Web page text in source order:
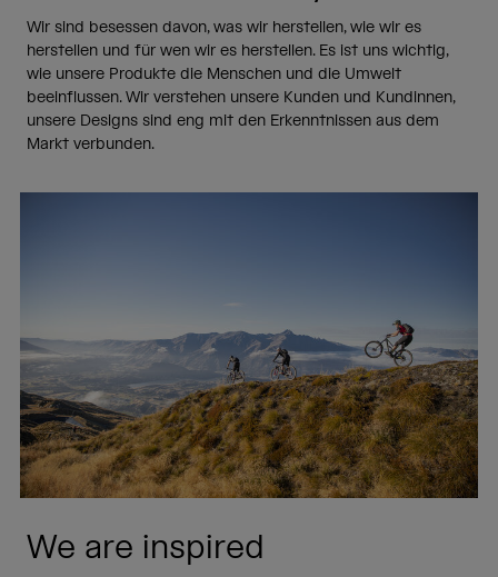
Wir sind besessen davon, was wir herstellen, wie wir es
herstellen und für wen wir es herstellen. Es ist uns wichtig,
wie unsere Produkte die Menschen und die Umwelt
beeinflussen. Wir verstehen unsere Kunden und Kundinnen,
unsere Designs sind eng mit den Erkenntnissen aus dem
Markt verbunden.
We are inspired